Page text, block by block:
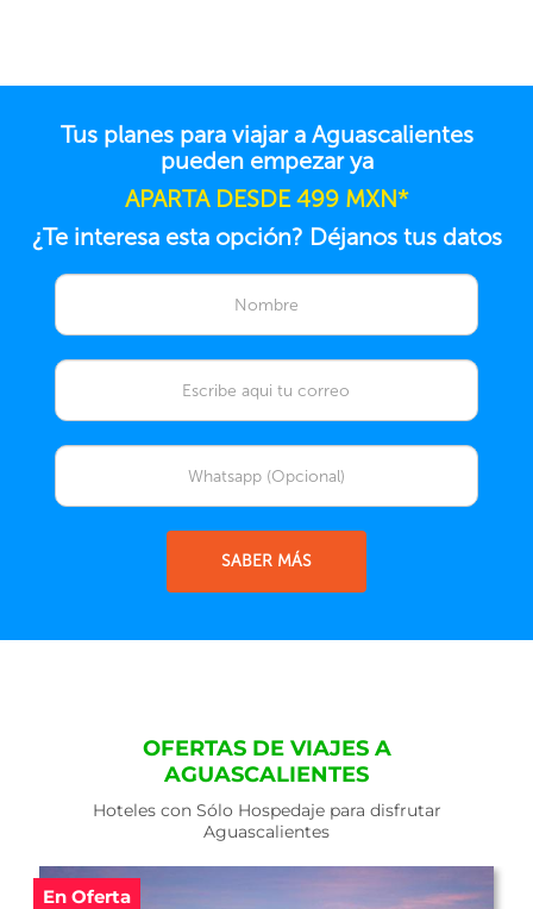
Tus planes para viajar a Aguascalientes
pueden empezar ya
APARTA DESDE 499 MXN*
¿Te interesa esta opción? Déjanos tus datos
SABER MÁS
OFERTAS DE VIAJES A
AGUASCALIENTES
Hoteles con Sólo Hospedaje para disfrutar
Aguascalientes
En Oferta